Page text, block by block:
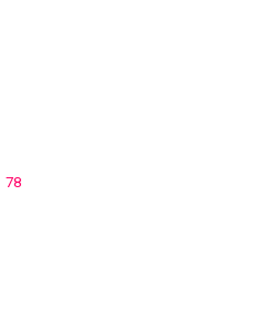
78